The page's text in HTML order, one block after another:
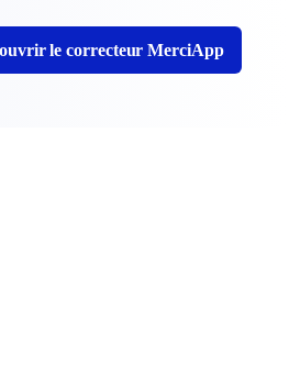
le correcteur MerciApp